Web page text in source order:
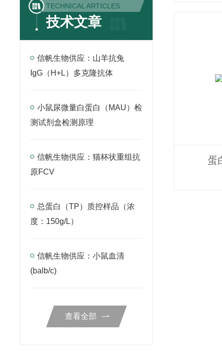
TECHNICAL ARTICLES
技术文章
信帆生物供应：山羊抗兔
IgG（H+L）多克隆抗体
小鼠尿微量白蛋白（MAU）检
测试剂盒检测原理
信帆生物供应：猫杯状重组抗
原FCV
总蛋白（TP）质控样品（浓
度：150g/L）
信帆生物供应：小鼠血清
(balb/c)
查看全部
蛋